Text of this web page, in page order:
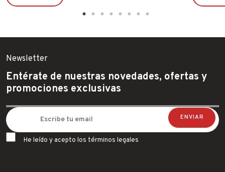
Newsletter
Entérate de nuestras novedades, ofertas y
promociones exclusivas
He leído y acepto los términos legales